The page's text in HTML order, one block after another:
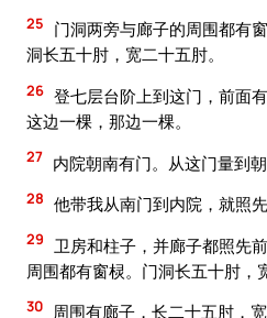
25
门洞两旁与廊子的周围都有
洞长五十肘，宽二十五肘。
26 登七层台阶上到这门，前面
这边一棵，那边一棵。
27 内院朝南有门。从这门量到
28 他带我从南门到内院，就照
29
卫房和柱子，并廊子都照先
周围都有窗棂。门洞长五十肘，
30 周围有廊子，长二十五肘，宽